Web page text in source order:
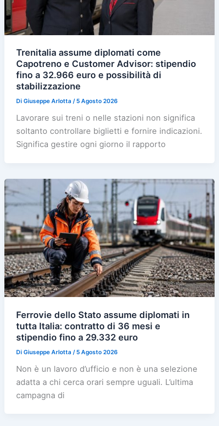
Trenitalia assume diplomati come
Capotreno e Customer Advisor: stipendio
fino a 32.966 euro e possibilità di
stabilizzazione
DiGiuseppe Arlotta/ 5 Agosto 2026
Lavorare sui treni o nelle stazioni non significa
soltanto controllare biglietti e fornire indicazioni.
Significa gestire ogni giorno il rapporto
Ferrovie dello Stato assume diplomati in
tutta Italia: contratto di 36 mesi e
stipendio fino a 29.332 euro
DiGiuseppe Arlotta/ 5 Agosto 2026
Non è un lavoro d’ufficio e non è una selezione
adatta a chi cerca orari sempre uguali. L’ultima
campagna di